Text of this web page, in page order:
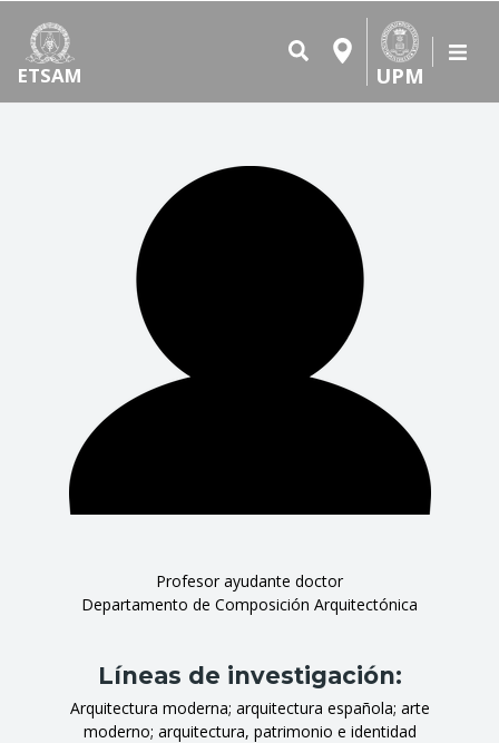
ETSAM UPM
Profesor ayudante doctor
Departamento de Composición Arquitectónica
Líneas de investigación:
Arquitectura moderna; arquitectura española; arte
moderno; arquitectura, patrimonio e identidad